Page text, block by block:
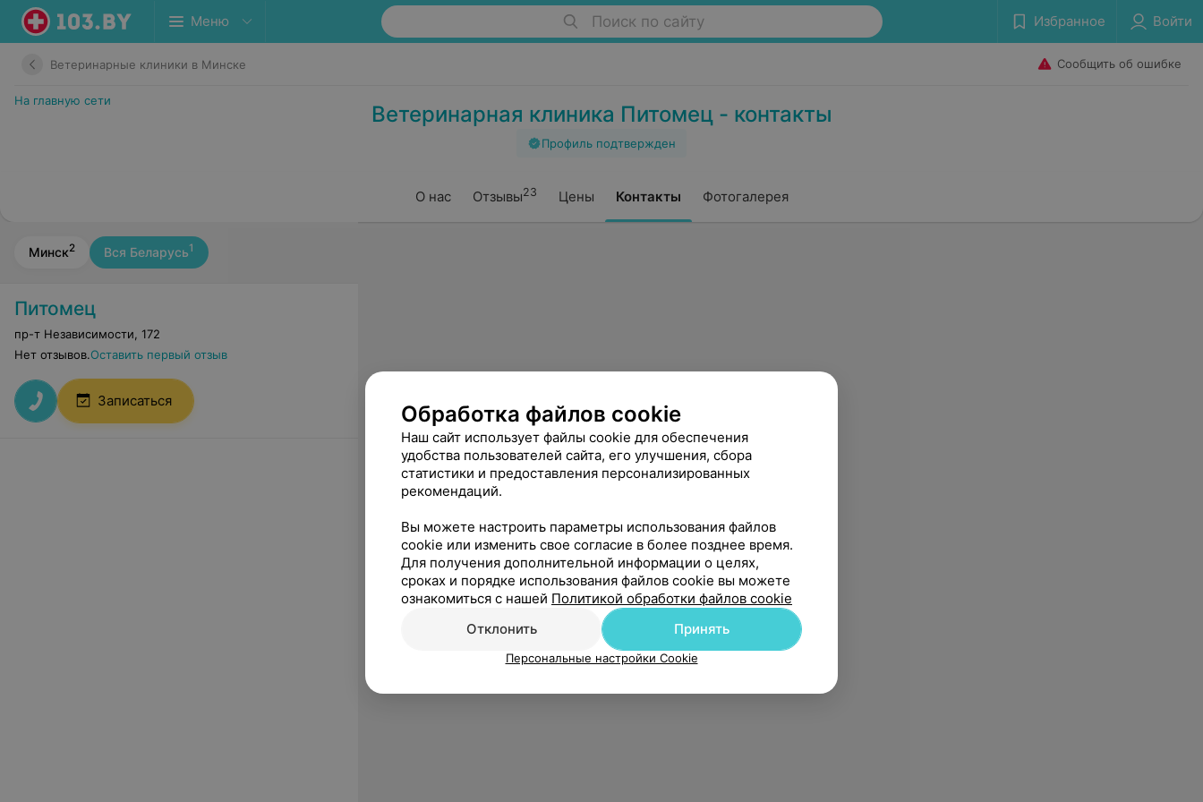
Меню Поиск по сайту Избранное Войти
Ветеринарные клиники в Минске Сообщить об ошибке
На главную сети
Ветеринарная клиника Питомец - контакты
Профиль подтвержден
О нас Отзывы23 Цены Контакты Фотогалерея
Минск2 Вся Беларусь1
Питомец
пр-т Независимости 172
Нет отзывов.Оставить первый отзыв
Записаться Обработка файлов cookie
Наш сайт использует файлы cookie для обеспечения
удобства пользователей сайта, его улучшения, сбора
статистики и предоставления персонализированных
рекомендаций.
Вы можете настроить параметры использования файлов
cookie или изменить свое согласие в более позднее время.
Для получения дополнительной информации о целях,
сроках и порядке использования файлов cookie вы можете
ознакомиться с нашей Политикой обработки файлов cookie
Отклонить
Принять
Персональные настройки Cookie